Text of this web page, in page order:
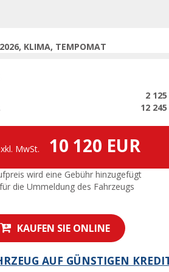
KLIMA, TEMPOMAT
2 125
12 245
MwSt. 10 120 EUR
wird eine Gebühr hinzugefügt
die Ummeldung des Fahrzeugs
KAUFEN SIE ONLINE
AUF GÜNSTIGEN